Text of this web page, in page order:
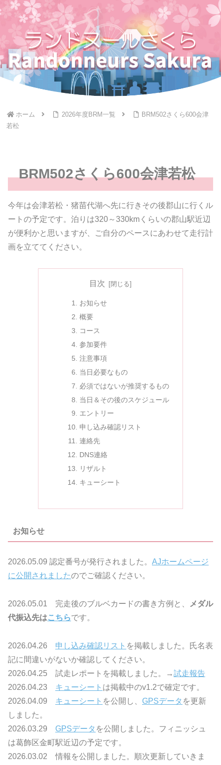
ホーム 2026年度BRM一覧
BRM502さくら600会津
若松
BRM502さくら600会津若松
今年は会津若松・猪苗代湖へ先に行きその後郡山に行くル
ートの予定です。泊りは320～330kmくらいの郡山駅近辺
が便利かと思いますが、ご自分のペースにあわせて走行計
画を立ててください。
目次
お知らせ
概要
コース
参加要件
注意事項
当日必要なもの
必須ではないが推奨するもの
当日＆その後のスケジュール
エントリー
申し込み確認リスト
連絡先
DNS連絡
リザルト
キューシート
お知らせ
2026.05.09 認定番号が発行されました。 AJホームページ
に公開されましたのでご確認ください。
2026.05.01 完走後のブルベカードの書き方例と、
メダル
代振込先はこちらです。
2026.04.26 申し込み確認リスト を掲載しました。氏名表
記に間違いがないか確認してください。
2026.04.25 試走レポートを掲載しました。→試走報告
2026.04.23 キューシート は掲載中のv1.2で確定です。
2026.04.09 キューシート を公開し、 GPSデータ を更新
しました。
2026.03.29 GPSデータ を公開しました。フィニッシュ
は葛飾区金町駅近辺の予定です。
2026.03.02 情報を公開しました。順次更新していきま